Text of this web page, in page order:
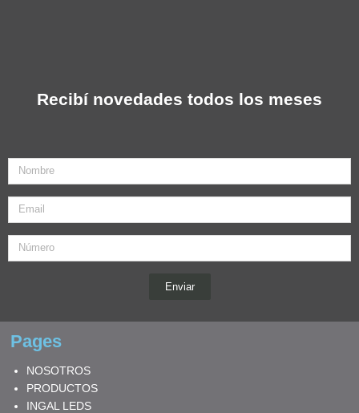
Recibí novedades todos los meses
Nombre
Email
Enviar
Pages
NOSOTROS
PRODUCTOS
INGAL LEDS